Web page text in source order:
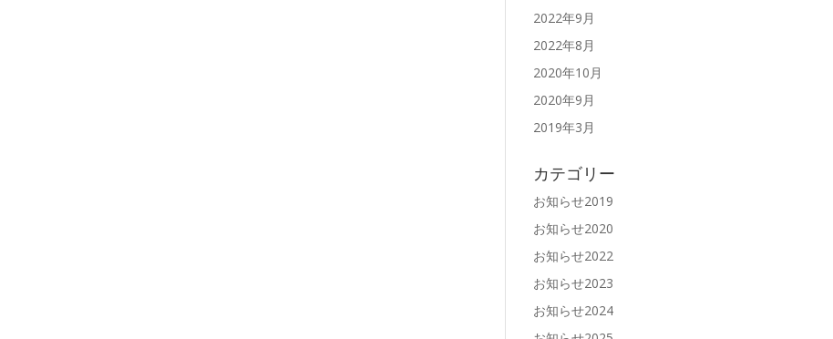
2022年9月
2022年8月
2020年10月
2020年9月
2019年3月
カテゴリー
お知らせ2019
お知らせ2020
お知らせ2022
お知らせ2023
お知らせ2024